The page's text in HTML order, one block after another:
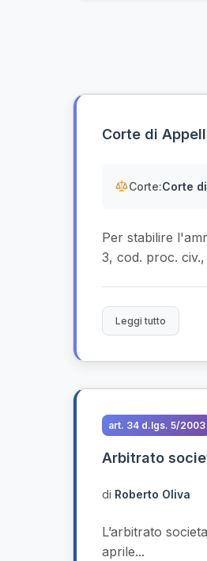
Corte di
Corte:Corte
Per stabilire
3, cod. proc.
Leggi tutto
art. 34 d.lgs. 5/2003
Arbitrato
di Roberto Oliva
L’arbitrato
aprile...